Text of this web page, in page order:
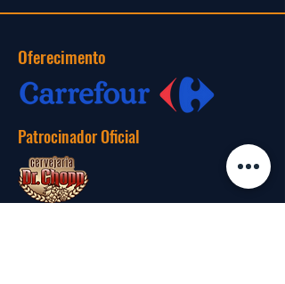
Oferecimento
Patrocinador Oficial